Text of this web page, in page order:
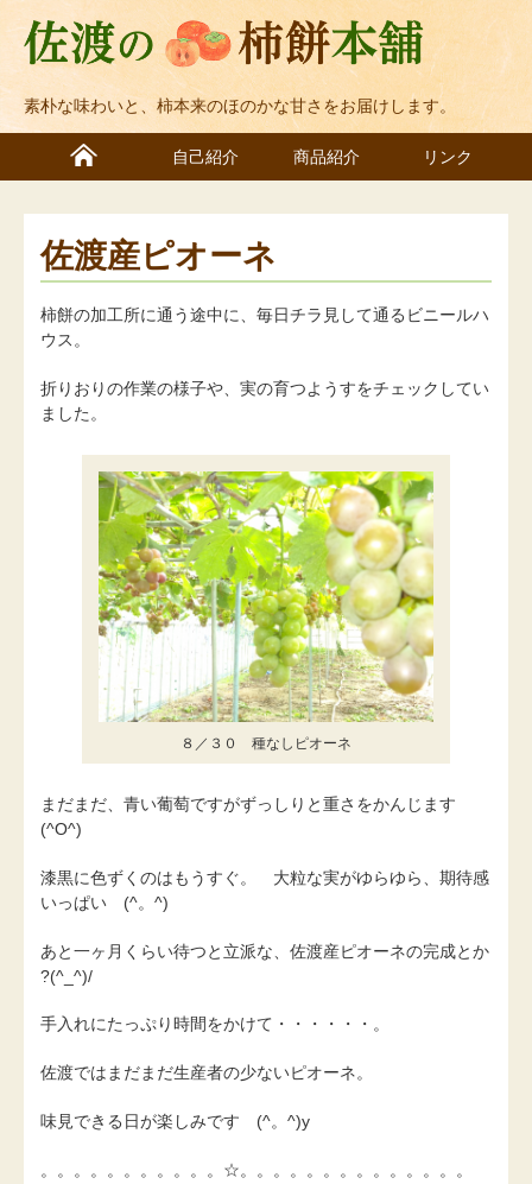
素朴な味わいと、柿本来のほのかな甘さをお届けします。
自己紹介 商品紹介 リンク
佐渡産ピオーネ
柿餅の加工所に通う途中に、毎日チラ見して通るビニールハ
ウス。
折りおりの作業の様子や、実の育つようすをチェックしてい
ました。
８／３０ 種なしピオーネ
まだまだ、青い葡萄ですがずっしりと重さをかんじます
(^O^)
漆黒に色ずくのはもうすぐ。 大粒な実がゆらゆら、期待感
いっぱい (^。^)
あと一ヶ月くらい待つと立派な、佐渡産ピオーネの完成とか
?(^_^)/
手入れにたっぷり時間をかけて・・・・・・。
佐渡ではまだまだ生産者の少ないピオーネ。
味見できる日が楽しみです (^。^)y
。。。。。。。。。。。☆。。。。。。。。。。。。。。